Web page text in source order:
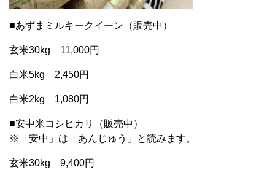
■あずまミルキークイーン（販売中）
玄米30kg 11,000円
白米5kg 2,450円
白米2kg 1,080円
■安中米コシヒカリ（販売中）
※「安中」は「あんじゅう」と読みます。
玄米30kg 9,400円